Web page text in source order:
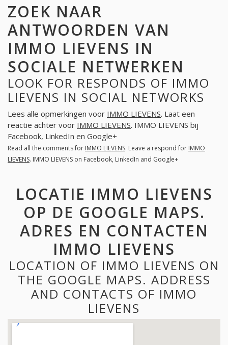
ZOEK NAAR
ANTWOORDEN VAN
IMMO LIEVENS IN
SOCIALE NETWERKEN
LOOK FOR RESPONDS OF IMMO
LIEVENS IN SOCIAL NETWORKS
Lees alle opmerkingen voor IMMO LIEVENS. Laat een
reactie achter voor IMMO LIEVENS. IMMO LIEVENS bij
Facebook, LinkedIn en Google+
Read all the comments for IMMO LIEVENS. Leave a respond for IMMO
LIEVENS. IMMO LIEVENS on Facebook, LinkedIn and Google+
LOCATIE IMMO LIEVENS
OP DE GOOGLE MAPS.
ADRES EN CONTACTEN
IMMO LIEVENS
LOCATION OF IMMO LIEVENS ON
THE GOOGLE MAPS. ADDRESS
AND CONTACTS OF IMMO
LIEVENS